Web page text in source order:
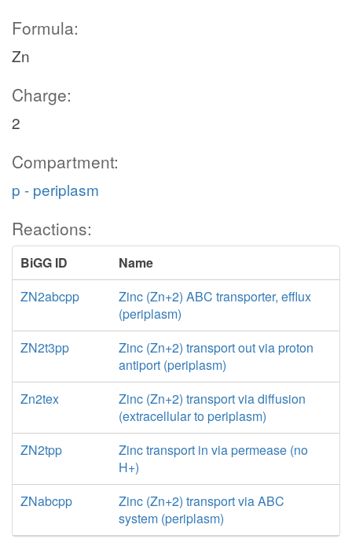
Formula:
Zn
Charge:
2
Compartment:
p - periplasm
Reactions:
BiGG ID
Name
ZN2abcpp
Zinc (Zn+2) ABC transporter, efflux
(periplasm)
ZN2t3pp
Zinc (Zn+2) transport out via proton
antiport (periplasm)
Zn2tex
Zinc (Zn+2) transport via diffusion
(extracellular to periplasm)
ZN2tpp
Zinc transport in via permease (no
H+)
ZNabcpp
Zinc (Zn+2) transport via ABC
system (periplasm)